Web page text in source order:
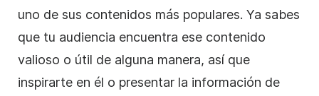
uno de sus contenidos más populares. Ya sabes
que tu audiencia encuentra ese contenido
valioso o útil de alguna manera, así que
inspirarte en él o presentar la información de